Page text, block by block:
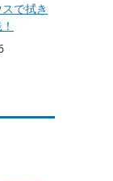
で拭き